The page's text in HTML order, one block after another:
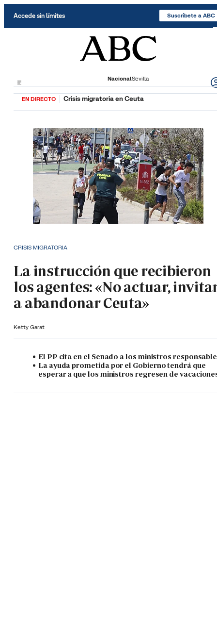
Accede sin límites Suscríbete a ABC
NacionalSevilla
EN DIRECTO Crisis migratoria en Ceuta
CRISIS MIGRATORIA
La instrucción que recibieron
los agentes: «No actuar,
a abandonar Ceuta»
Ketty Garat
El PP cita en el Senado a los ministros
La ayuda prometida por el Gobierno tendrá que
esperar a que los ministros regresen de